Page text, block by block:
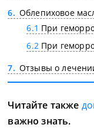
6
Облепиховое
6.1 При
6.2При
7
Отзывы о
Читайте также
важно знать.